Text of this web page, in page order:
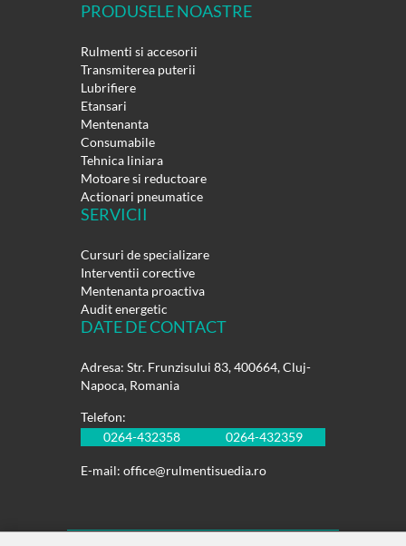
PRODUSELE NOASTRE
Rulmenti si accesorii
Transmiterea puterii
Lubrifiere
Etansari
Mentenanta
Consumabile
Tehnica liniara
Motoare si reductoare
Actionari pneumatice
SERVICII
Cursuri de specializare
Interventii corective
Mentenanta proactiva
Audit energetic
DATE DE CONTACT
Adresa: Str. Frunzisului 83, 400664, Cluj-
Napoca, Romania
Telefon:
0264-432358
0264-432359
E-mail: office@rulmentisuedia.ro